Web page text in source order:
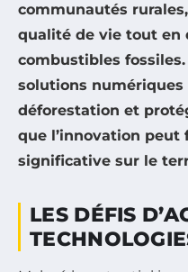
communautés
qualité de vie tout en
combustibles
solutions
déforestation et
que l’innovation peut
significative sur le
LES DÉFIS